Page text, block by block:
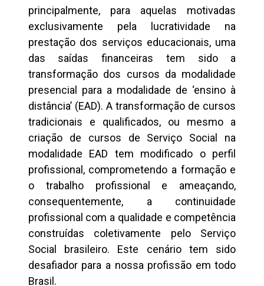
principalmente, para aquelas motivadas
exclusivamente pela lucratividade na
prestação dos serviços educacionais, uma
das saídas financeiras tem sido a
transformação dos cursos da modalidade
presencial para a modalidade de ‘ensino à
distância’ (EAD). A transformação de cursos
tradicionais e qualificados, ou mesmo a
criação de cursos de Serviço Social na
modalidade EAD tem modificado o perfil
profissional, comprometendo a formação e
o trabalho profissional e ameaçando,
consequentemente, a continuidade
profissional com a qualidade e competência
construídas coletivamente pelo Serviço
Social brasileiro. Este cenário tem sido
desafiador para a nossa profissão em todo
Brasil.